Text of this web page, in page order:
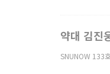
약대 김진
SNUNOW 133